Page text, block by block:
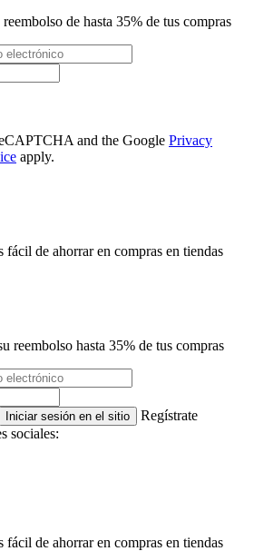
de hasta 35% de tus compras
and the Google Privacy
apply.
fácil de ahorrar en compras en tiendas
reembolso hasta 35% de tus compras
Iniciar sesión en el sitio
Regístrate
sociales:
fácil de ahorrar en compras en tiendas